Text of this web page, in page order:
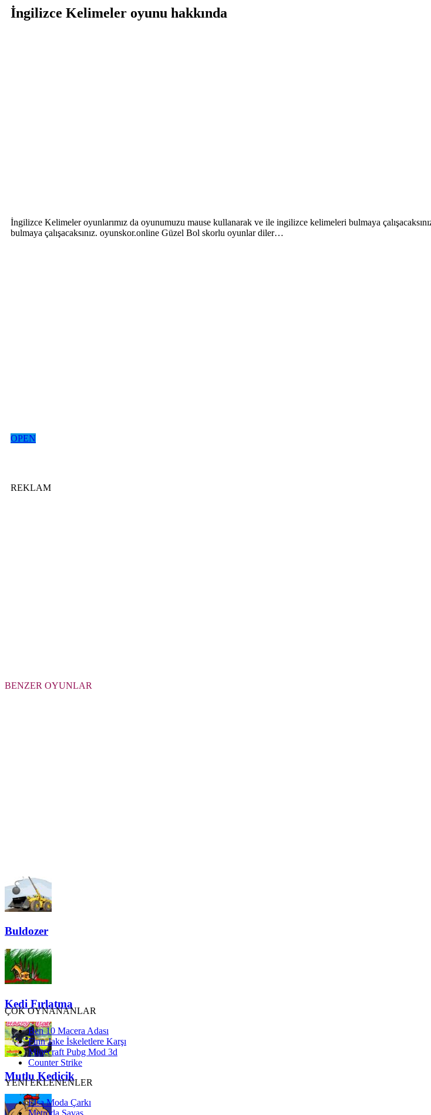
İngilizce Kelimeler oyunu hakkında
İngilizce Kelimeler oyunlarımız da oyunumuzu mause kullanarak ve ile ingilizce kelimeleri bulmaya
bulmaya çalışacaksınız. oyunskor.online Güzel Bol skorlu oyunlar diler…
OPEN
REKLAM
BENZER OYUNLAR
Buldozer
Kedi Fırlatma
Mutlu Kedicik
ÇOK OYNANANLAR
Ben 10 Macera Adası
Finn Jake İskeletlere Karşı
Minecraft Pubg Mod 3d
Counter Strike
YENİ EKLENENLER
Elsa Moda Çarkı
Metroda Savaş